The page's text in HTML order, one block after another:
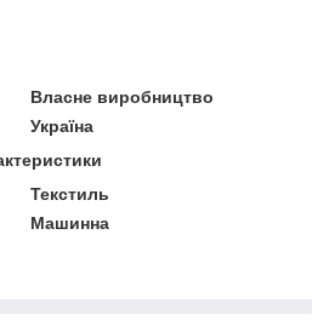
Власне виробництво
Україна
Текстиль
Машинна